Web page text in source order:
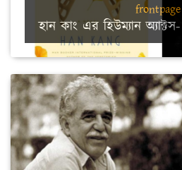
frontpage
হান কাং এর হিউম্যান